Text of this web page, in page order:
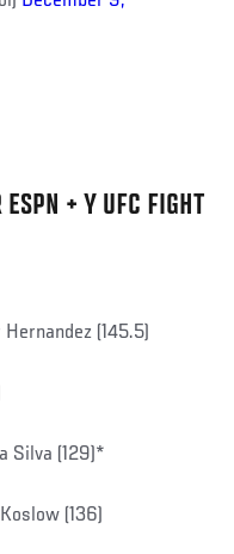
ESPN + Y UFC FIGHT
(145.5)
Silva (129)*
(136)